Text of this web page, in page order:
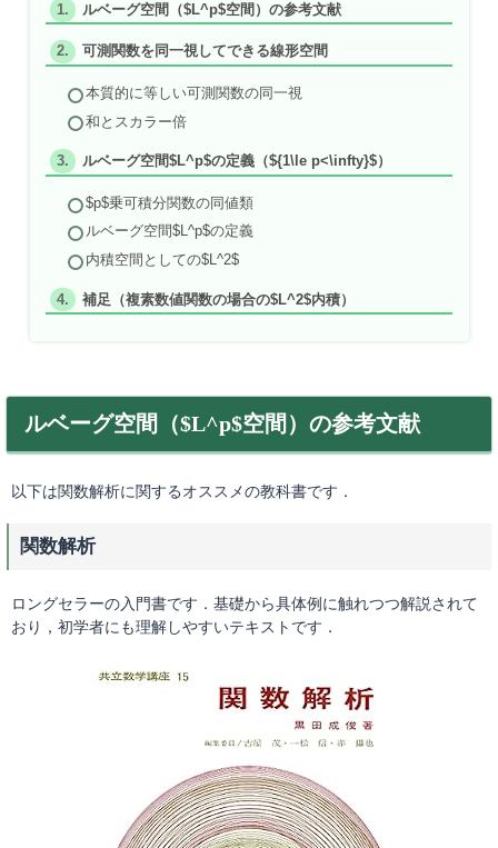
ルベーグ空間（$L^p$空間）の参考文献
可測関数を同一視してできる線形空間
本質的に等しい可測関数の同一視
和とスカラー倍
ルベーグ空間$L^p$の定義（${1\le p<\infty}$）
$p$乗可積分関数の同値類
ルベーグ空間$L^p$の定義
内積空間としての$L^2$
補足（複素数値関数の場合の$L^2$内積）
ルベーグ空間（$L^p$空間）の参考文献
以下は関数解析に関するオススメの教科書です．
関数解析
ロングセラーの入門書です．基礎から具体例に触れつつ解説されて
おり，初学者にも理解しやすいテキストです．